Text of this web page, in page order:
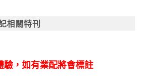
相關特刊
驗，如有業配將會標註